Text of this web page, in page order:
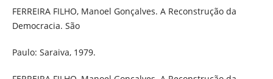
FERREIRA FILHO, Manoel Gonçalves. A Reconstrução da
Democracia. São
Paulo: Saraiva, 1979.